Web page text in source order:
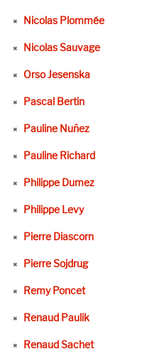
Nicolas Plommée
Nicolas Sauvage
Orso Jesenska
Pascal Bertin
Pauline Nuñez
Pauline Richard
Philippe Dumez
Philippe Levy
Pierre Diascorn
Pierre Sojdrug
Remy Poncet
Renaud Paulik
Renaud Sachet